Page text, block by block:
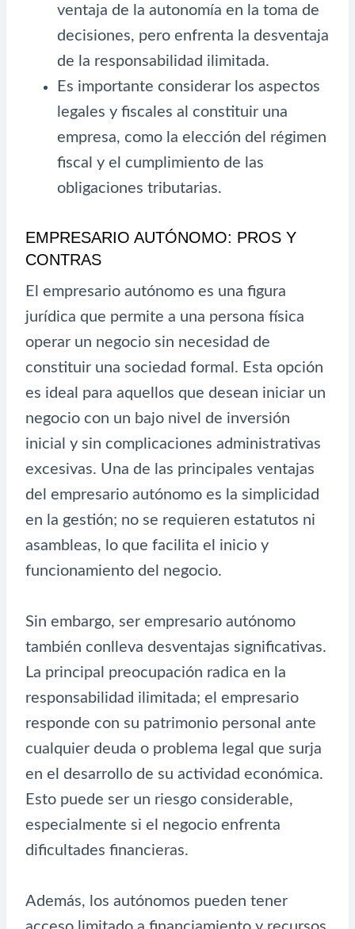
ventaja de la autonomía en la toma de
decisiones, pero enfrenta la desventaja
de la responsabilidad ilimitada.
Es importante considerar los aspectos
legales y fiscales al constituir una
empresa, como la elección del régimen
fiscal y el cumplimiento de las
obligaciones tributarias.
EMPRESARIO AUTÓNOMO: PROS Y
CONTRAS
El empresario autónomo es una figura
jurídica que permite a una persona física
operar un negocio sin necesidad de
constituir una sociedad formal. Esta opción
es ideal para aquellos que desean iniciar un
negocio con un bajo nivel de inversión
inicial y sin complicaciones administrativas
excesivas. Una de las principales ventajas
del empresario autónomo es la simplicidad
en la gestión; no se requieren estatutos ni
asambleas, lo que facilita el inicio y
funcionamiento del negocio.
Sin embargo, ser empresario autónomo
también conlleva desventajas significativas.
La principal preocupación radica en la
responsabilidad ilimitada; el empresario
responde con su patrimonio personal ante
cualquier deuda o problema legal que surja
en el desarrollo de su actividad económica.
Esto puede ser un riesgo considerable,
especialmente si el negocio enfrenta
dificultades financieras.
Además, los autónomos pueden tener